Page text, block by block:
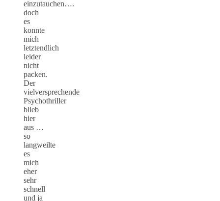
einzutauchen….
doch
es
konnte
mich
letztendlich
leider
nicht
packen.
Der
vielversprechende
Psychothriller
blieb
hier
aus …
so
langweilte
es
mich
eher
sehr
schnell
und ja